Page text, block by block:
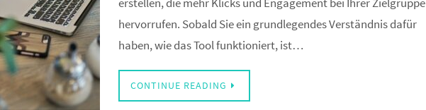
hervorrufen. Sobald Sie ein grundlegendes Verständnis dafür
haben, wie das Tool funktioniert, ist…
CONTINUE READING